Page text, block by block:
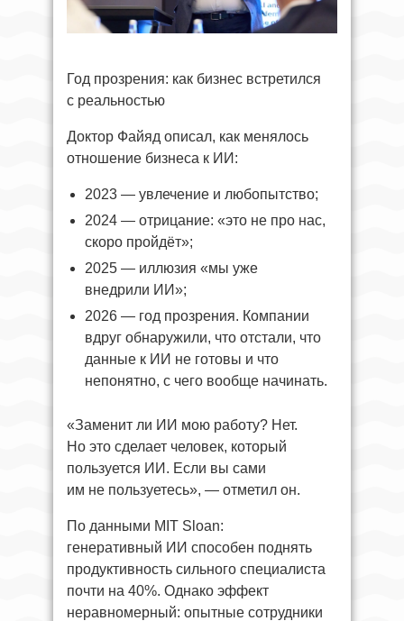
Год прозрения: как бизнес встретился
с реальностью
Доктор Файяд описал, как менялось
отношение бизнеса к ИИ:
2023 — увлечение и любопытство;
2024 — отрицание: «это не про нас,
скоро пройдёт»;
2025 — иллюзия «мы уже
внедрили ИИ»;
2026 — год прозрения. Компании
вдруг обнаружили, что отстали, что
данные к ИИ не готовы и что
непонятно, с чего вообще начинать.
«Заменит ли ИИ мою работу? Нет.
Но это сделает человек, который
пользуется ИИ. Если вы сами
им не пользуетесь», — отметил он.
По данными MIT Sloan:
генеративный ИИ способен поднять
продуктивность сильного специалиста
почти на 40%. Однако эффект
неравномерный: опытные сотрудники